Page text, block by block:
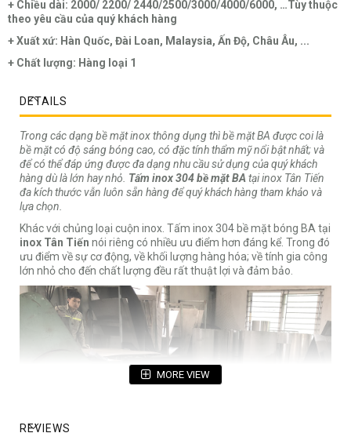
+ Chiều dài: 2000/ 2200/ 2440/2500/3000/4000/6000, …Tùy thuộc
theo yêu cầu của quý khách hàng
+ Xuất xứ: Hàn Quốc, Đài Loan, Malaysia, Ấn Độ, Châu Âu, ...
+ Chất lượng: Hàng loại 1
DETAILS
Trong các dạng bề mặt inox thông dụng thì bề mặt BA được coi là
bề mặt có độ sáng bóng cao, có đặc tính thẩm mỹ nổi bật nhất; và
để có thể đáp ứng được đa dạng nhu cầu sử dụng của quý khách
hàng dù là lớn hay nhỏ. Tấm inox 304 bề mặt BAtại inox Tân Tiến
đa kích thước vẫn luôn sẵn hàng để quý khách hàng tham khảo và
lựa chọn.
Khác với chủng loại cuộn inox. Tấm inox 304 bề mặt bóng BA tại
inox Tân Tiến nói riêng có nhiều ưu điểm hơn đáng kể. Trong đó
ưu điểm về sự cơ động, về khối lượng hàng hóa; về tính gia công
lớn nhỏ cho đến chất lượng đều rất thuật lợi và đảm bảo.
MORE VIEW
REVIEWS